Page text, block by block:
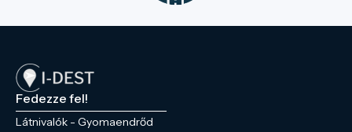
Fedezze fel!
Látnivalók - Gyomaendrőd